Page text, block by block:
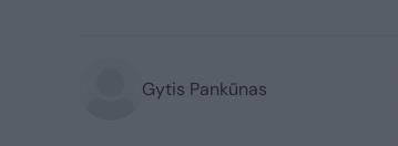
Gytis Pankūnas